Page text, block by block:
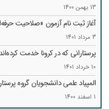
13 بهمن 1400
آغاز ثبت نام آزمون «صلاحیت
3 مرداد 1401
پرستارانی که در کرونا خدمت
10 خرداد 1401
المپیاد علمی دانشجویان گروه
1 اسفند 1400